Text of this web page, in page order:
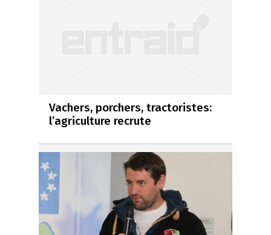
Vachers, porchers, tractoristes:
l’agriculture recrute